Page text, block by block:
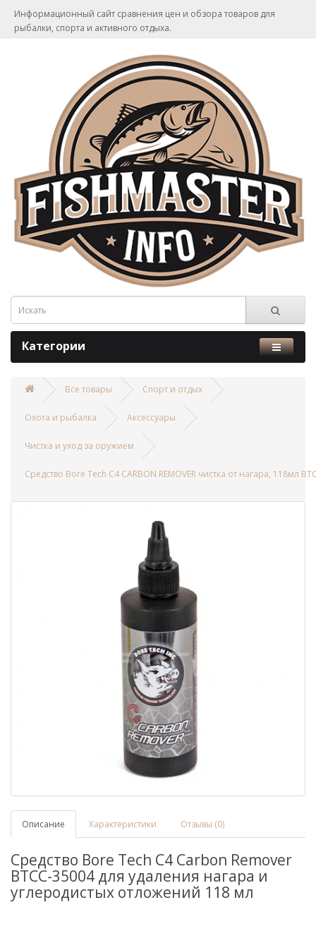
Информационный сайт сравнения цен и обзора товаров для
рыбалки, спорта и активного отдыха.
Категории
Все товары Спорт и отдых
Охота и рыбалка Аксессуары
Чистка и уход за оружием
Средство Bore Tech C4 CARBON REMOVER чистка от нагара, 118мл
Описание Характеристики Отзывы (0)
Средство Bore Tech C4 Carbon Remover
BTCC-35004 для удаления нагара и
углеродистых отложений 118 мл